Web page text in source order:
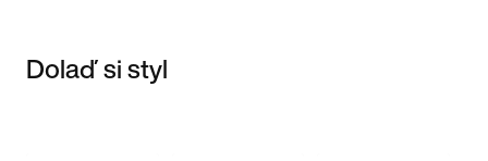
Dolaď si styl